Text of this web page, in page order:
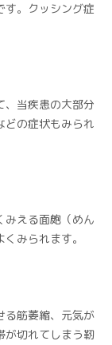
す。クッシング症
、当疾患の大部分
どの症状もみられ
みえる面皰（めん
みられます。
る筋萎縮、元気が
が切れてしまう靭